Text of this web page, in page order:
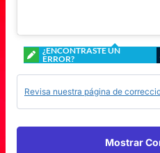
¿ENCONTRASTE UN
ERROR?
Revisa nuestra página de
Mostrar